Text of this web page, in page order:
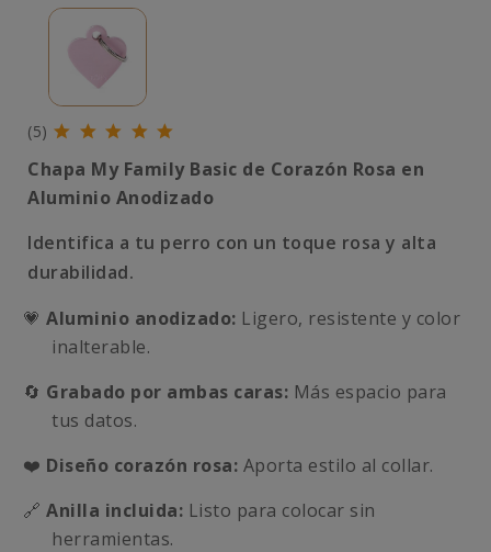
(5)
Chapa My Family Basic de Corazón Rosa en
Aluminio Anodizado
Identifica a tu perro con un toque rosa y alta
durabilidad.
💗 Aluminio anodizado: Ligero, resistente y color
inalterable.
🔄 Grabado por ambas caras: Más espacio para
tus datos.
❤️ Diseño corazón rosa: Aporta estilo al collar.
🔗 Anilla incluida: Listo para colocar sin
herramientas.